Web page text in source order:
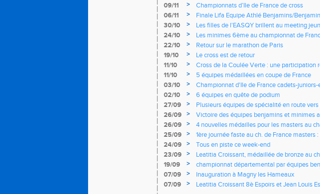
09/11
>
Championnats d’Ile de France de cross
06/11
>
Finale Lifa Equipe Athlé Benjamins/
30/10
>
Les filles de l'EASQY brillent au meeting
records du club battus
24/10 >
Les minimes 6ème au championnat de
22/10
>
Retour sur le marathon de Paris
19/10
>
Le cross est de retour
11/10
>
Cross de la Coulée Verte : une participation
Rendez-vous !
11/10 >
5 équipes médaillées en coupe de France
03/10
>
Championnat d'Ile de France cadets-
l'EASQY victorieuses
02/10 >
6 équipes en quête de podium
27/09
>
Plusieurs équipes de spécialité en route
France
26/09 >
Victoire des équipes benjamins et minimes
Yvelines
26/09 >
4 nouvelles médailles pour les masters au
25/09
>
1ère journée faste au ch. de France masters
d'argent
24/09 >
Tous en piste ce week-end
23/09
>
Leatitia Croissant, médaillée de bronze au
de course de montagne
19/09 >
championnat départemental par équipes
07/09
>
Inauguration à Magny les Hameaux
07/09
>
Leatitia Croissant 8è Espoirs et Jean Louis